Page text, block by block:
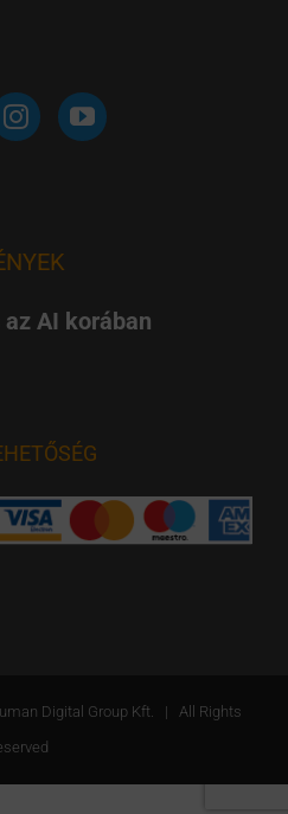
AI korában
Digital Group Kft. | All Rights